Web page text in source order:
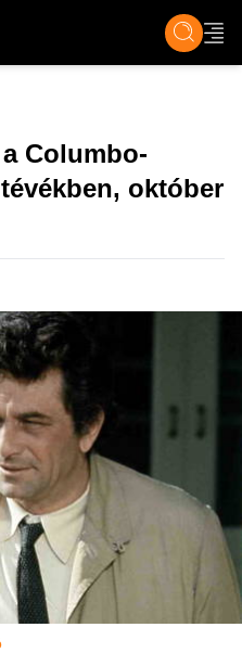
ÉLET TECH &
Columbo-
október